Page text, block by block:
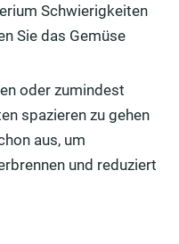
Schwierigkeiten
Sie das Gemüse
oder zumindest
spazieren zu gehen
aus, um
und reduziert